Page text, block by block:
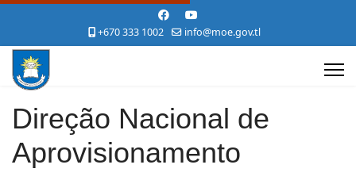
+670 333 1002 info@moe.gov.tl
Direção Nacional de
Aprovisionamento